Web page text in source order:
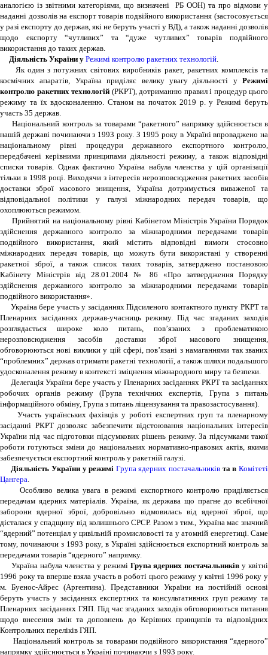
аналогією із звітними категоріями, що визначені РБ ООН) та про відмови у
наданні дозволів на експорт товарів подвійного використання (застосовується
у разі експорту до держав, які не беруть участі у ВД), а також наданні дозволів
щодо експорту “чутливих” та “дуже чутливих” товарів подвійного
використання до таких держав.
Діяльність України у Режимі контролю ракетних технологій.
Як один з потужних світових виробників ракет, ракетних комплексів та
космічних апаратів, Україна приділяє велику увагу діяльності у Режимі
контролю ракетних технологій (РКРТ), дотриманню правил і процедур цього
режиму та їх вдосконаленню. Станом на початок 2019 р. у Режимі беруть
участь 35 держав.
Національний контроль за товарами “ракетного” напрямку здійснюється в
нашій державі починаючи з 1993 року. З 1995 року в Україні впроваджено на
національному рівні процедури державного експортного контролю,
передбачені керівними принципами діяльності режиму, а також відповідні
списки товарів. Однак фактично Україна набула членства у цій організації
тільки в 1998 році. Виходячи з інтересів нерозповсюдження ракетних засобів
доставки зброї масового знищення, Україна дотримується виваженої та
відповідальної політики у галузі міжнародних передач товарів, що
охоплюються режимом.
Прийнятий на національному рівні Кабінетом Міністрів України Порядок
здійснення державного контролю за міжнародними передачами товарів
подвійного використання, який містить відповідні вимоги стосовно
міжнародних передач товарів, що можуть бути використані у створенні
ракетної зброї, а також список таких товарів, затверджено постановою
Кабінету Міністрів від 28.01.2004 № 86 «Про затвердження Порядку
здійснення державного контролю за міжнародними передачами товарів
подвійного використання».
Україна бере участь у засіданнях Підсиленого контактного пункту РКРТ та
Пленарних засіданнях держав-учасниць режиму. Під час згаданих заходів
розглядається широке коло питань, пов’язаних з проблематикою
нерозповсюдження засобів доставки зброї масового знищення,
обговорюються нові виклики у цій сфері, пов’язані з намаганнями так званих
“проблемних” держав отримати ракетні технології, а також шляхи подальшого
удосконалення режиму в контексті зміцнення міжнародного миру та безпеки.
Делегація України бере участь у Пленарних засіданнях РКРТ та засіданнях
робочих органів режиму (Група технічних експертів, Група з питань
інформаційного обміну, Група з питань ліцензування та правозастосування).
Участь українських фахівців у роботі експертних груп та пленарному
засіданні РКРТ дозволяє забезпечити відстоювання національних інтересів
України під час підготовки підсумкових рішень режиму. За підсумками такої
роботи готуються зміни до національних нормативно-правових актів, якими
забезпечується експортний контроль у ракетній галузі.
Діяльність України у режимі Група ядерних постачальників та в Комітеті
Цангера.
Особливо велика увага в режимі експортного контролю приділяється
передачам ядерних матеріалів. Україна, як держава що прагне до всебічної
заборони ядерної зброї, добровільно відмовилась від ядерної зброї, що
дісталася у спадщину від колишнього СРСР. Разом з тим., Україна має значний
“ядерний” потенціал у цивільній промисловості та у атомній енергетиці. Саме
тому, починаючи з 1993 року, в Україні здійснюється експортний контроль за
передачами товарів “ядерного” напрямку.
Україна набула членства у режимі Група ядерних постачальників у квітні
1996 року та вперше взяла участь в роботі цього режиму у квітні 1996 року у
м. Буенос-Айрес (Аргентина). Представники України на постійній основі
беруть участь у засіданнях експертних та консультативних груп режиму та
Пленарних засіданнях ГЯП. Під час згаданих заходів обговорюються питання
щодо внесення змін та доповнень до Керівних принципів та відповідних
Контрольних переліків ГЯП.
Національний контроль за товарами подвійного використання “ядерного”
напрямку здійснюється в Україні починаючи з 1993 року.